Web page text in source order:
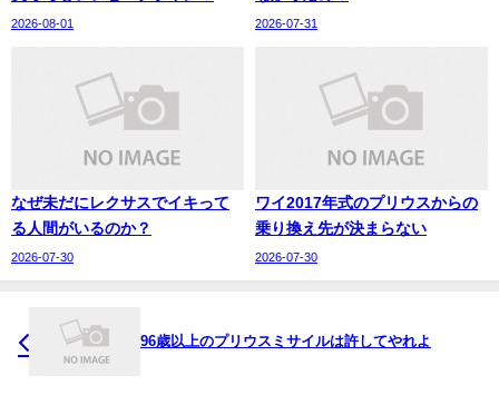
2026-08-01 2026-07-31
なぜ未だにレクサスでイキって
る人間がいるのか？
2026-07-30
ワイ2017年式のプリウスからの
乗り換え先が決まらない
2026-07-30
96歳以上のプリウスミサイルは許してやれよ